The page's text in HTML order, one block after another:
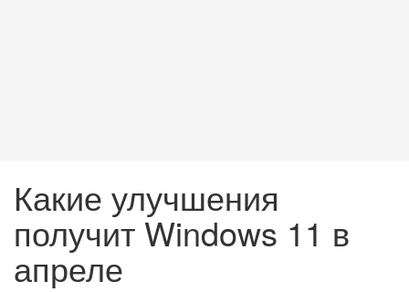
Какие улучшения
получит Windows 11 в
апреле